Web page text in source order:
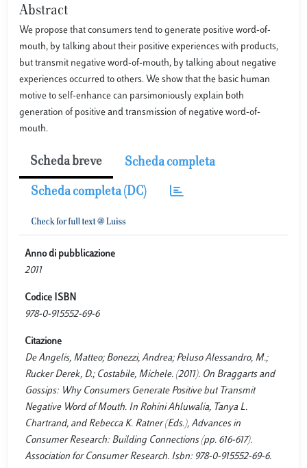
Abstract
We propose that consumers tend to generate positive word-of-
mouth, by talking about their positive experiences with products,
but transmit negative word-of-mouth, by talking about negative
experiences occurred to others. We show that the basic human
motive to self-enhance can parsimoniously explain both
generation of positive and transmission of negative word-of-
mouth.
Scheda breve Scheda completa
Scheda completa (DC)
Anno di pubblicazione
2011
Codice ISBN
978-0-915552-69-6
Citazione
De Angelis, Matteo; Bonezzi, Andrea; Peluso Alessandro, M.;
Rucker Derek, D.; Costabile, Michele. (2011). On Braggarts and
Gossips: Why Consumers Generate Positive but Transmit
Negative Word of Mouth. In Rohini Ahluwalia, Tanya L.
Chartrand, and Rebecca K. Ratner (Eds.), Advances in
Consumer Research: Building Connections (pp. 616-617).
Association for Consumer Research. Isbn: 978-0-915552-69-6.